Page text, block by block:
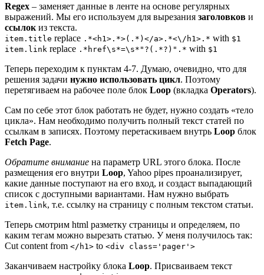
Regex – заменяет данные в ленте на основе регулярных
выражений. Мы его используем для вырезания заголовков и
ссылок из текста.
item.title replace .*<h1>.*>(.*)</a>.*<\/h1>.* with $1
item.link replace .*href\s*=\s*"?(.*?)".* with $1
Теперь переходим к пунктам 4-7. Думаю, очевидно, что для
решения задачи нужно использовать цикл. Поэтому
перетягиваем на рабочее поле блок Loop (вкладка Operators).
Сам по себе этот блок работать не будет, нужно создать «тело
цикла». Нам необходимо получить полный текст статей по
ссылкам в записях. Поэтому перетаскиваем внутрь Loop блок
Fetch Page.
Обратите внимание на параметр URL этого блока. После
размещения его внутри Loop, Yahoo pipes проанализирует,
какие данные поступают на его вход, и создаст выпадающий
список с доступными вариантами. Нам нужно выбрать
item.link, т.е. ссылку на страницу с полным текстом статьи.
Теперь смотрим html разметку страницы и определяем, по
каким тегам можно вырезать статью. У меня получилось так:
Cut content from </h1> to <div class='pager'>
Заканчиваем настройку блока Loop. Присваиваем текст